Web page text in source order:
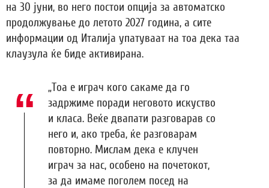
на 30 јуни, во него постои опција за автоматско
продолжување до летото 2027 година, а сите
информации од Италија упатуваат на тоа дека таа
клаузула ќе биде активирана.
„Тоа е играч кого сакаме да го
задржиме поради неговото искуство
и класа. Веќе двапати разговарав со
него и, ако треба, ќе разговарам
повторно. Мислам дека е клучен
играч за нас, особено на почетокот,
за да имаме поголем посед на